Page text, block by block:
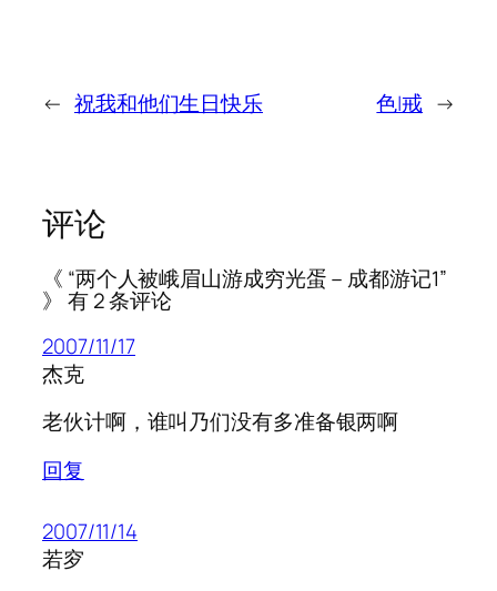
← 祝我和他们生日快乐 色|戒 →
评论
《 “两个人被峨眉山游成穷光蛋－成都游记1”
》 有 2 条评论
2007/11/17
杰克
老伙计啊，谁叫乃们没有多准备银两啊
回复
2007/11/14
若穸